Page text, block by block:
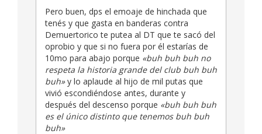
Pero buen, dps el emoaje de hinchada que
tenés y que gasta en banderas contra
Demuertorico te putea al DT que te sacó del
oprobio y que si no fuera por él estarías de
10mo para abajo porque «buh buh buh no
respeta la historia grande del club buh buh
buh»y lo aplaude al hijo de mil putas que
vivió escondiéndose antes, durante y
después del descenso porque «buh buh buh
es el único distinto que tenemos buh buh
buh»